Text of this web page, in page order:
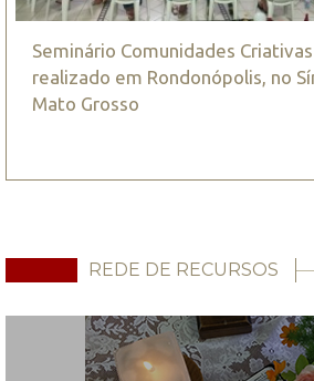
Seminário Comunidades
realizado em Rondonópolis, no
Mato Grosso
REDE DE RECURSOS